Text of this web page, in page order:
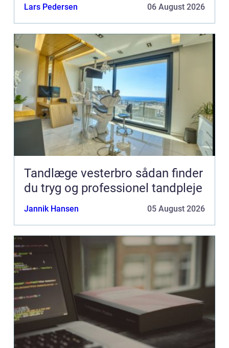
Lars Pedersen 06 August 2026
Tandlæge vesterbro sådan finder
du tryg og professionel tandpleje
Jannik Hansen 05 August 2026